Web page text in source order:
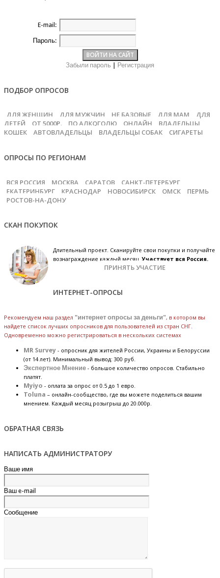
E-mail:
Пароль:
Забыли пароль Регистрация
ПОДБОР ОПРОСОВ
ДЛЯ ЖЕНЩИН ДЛЯ МУЖЧИН НЕ БАЗОВЫЕ ДЛЯ МАМ
ДЛЯ
ДЕТЕЙ
ОТ 5000Р. ПО АЛКОГОЛЮ ОНЛАЙН
ВЛАДЕЛЬЦЫ
КОШЕК
АВТОВЛАДЕЛЬЦЫ ВЛАДЕЛЬЦЫ СОБАК СИГАРЕТЫ
ОПРОСЫ ПО РЕГИОНАМ
ВСЯ РОССИЯ МОСКВА САРАТОВ
САНКТ-ПЕТЕРБУРГ
ЕКАТЕРИНБУРГ
КРАСНОДАР НОВОСИБИРСК ОМСК
ПЕРМЬ
РОСТОВ-НА-ДОНУ
СКАН ПОКУПОК
Длительный проект. Сканируйте свои покупки и получайте
вознаграждение каждый месяц.Участвует вся Россия.
ПРИНЯТЬ УЧАСТИЕ
ИНТЕРНЕТ-ОПРОСЫ
Рекомендуем наш раздел "интернет опросы за деньги", в котором вы
найдете список лучших опросников для пользователей из стран СНГ.
Одновременно можно регистрироваться в нескольких системах
MR Survey - опросник для жителей России, Украины и Белоруссии
(от 14 лет). Минимальный вывод: 300 руб.
Экспертное Мнение - большое количество опросов. Стабильно
платят.
Myiyo - оплата за опрос от 0.5 до 1 евро.
Toluna – онлайн-сообщество, где вы можете поделиться вашим
мнением. Каждый месяц розыгрыш до 20.000р.
ОБРАТНАЯ СВЯЗЬ
НАПИСАТЬ АДМИНИСТРАТОРУ
Ваше имя
Ваш e-mail
Сообщение